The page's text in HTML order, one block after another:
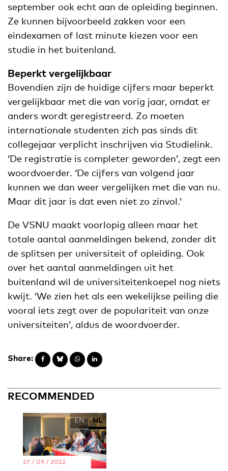
september ook echt aan de opleiding beginnen.
Ze kunnen bijvoorbeeld zakken voor een
eindexamen of last minute kiezen voor een
studie in het buitenland.
Beperkt vergelijkbaar
Bovendien zijn de huidige cijfers maar beperkt
vergelijkbaar met die van vorig jaar, omdat er
anders wordt geregistreerd. Zo moeten
internationale studenten zich pas sinds dit
collegejaar verplicht inschrijven via Studielink.
‘De registratie is completer geworden’, zegt een
woordvoerder. ‘De cijfers van volgend jaar
kunnen we dan weer vergelijken met die van nu.
Maar dit jaar is dat even niet zo zinvol.’
De VSNU maakt voorlopig alleen maar het
totale aantal aanmeldingen bekend, zonder dit
de splitsen per universiteit of opleiding. Ook
over het aantal aanmeldingen uit het
buitenland wil de universiteitenkoepel nog niets
kwijt. ‘We zien het als een wekelijkse peiling die
vooral iets zegt over de populariteit van onze
universiteiten’, aldus de woordvoerder.
Share:
RECOMMENDED
EN NL
27 / 09 / 2022